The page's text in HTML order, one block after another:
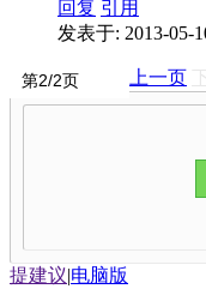
回复 引用
发表于: 2013-05-
上一页
提建议|电脑版